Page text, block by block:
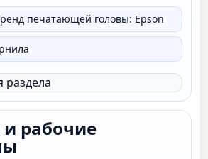
печатающей головы: Epson
рабочие